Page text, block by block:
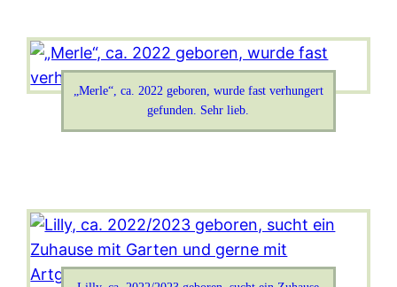
„Merle“, ca. 2022 geboren, wurde fast verhungert
gefunden. Sehr lieb.